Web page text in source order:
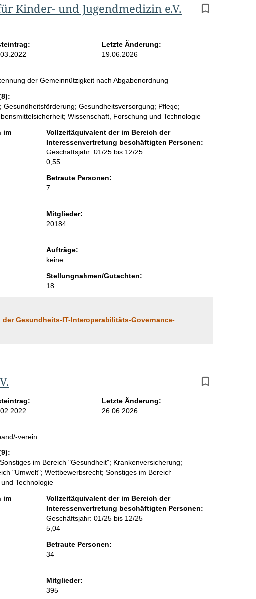
Kinder- und Jugendmedizin e.V.
Letzte Änderung:
19.06.2026
der Gemeinnützigkeit nach Abgabenordnung
Gesundheitsförderung; Gesundheitsversorgung; Pflege;
Wissenschaft, Forschung und Technologie
im
Vollzeitäquivalent der im Bereich der
Interessenvertretung beschäftigten Personen:
Geschäftsjahr: 01/25 bis 12/25
0,55
Betraute Personen:
7
Mitglieder:
20184
Aufträge:
keine
Stellungnahmen/Gutachten:
18
der Gesundheits-IT-Interoperabilitäts-Governance-
Letzte Änderung:
26.06.2026
verein
im Bereich "Gesundheit"; Krankenversicherung;
"Umwelt"; Wettbewerbsrecht; Sonstiges im Bereich
Technologie
im
Vollzeitäquivalent der im Bereich der
Interessenvertretung beschäftigten Personen:
Geschäftsjahr: 01/25 bis 12/25
5,04
Betraute Personen:
34
Mitglieder:
395